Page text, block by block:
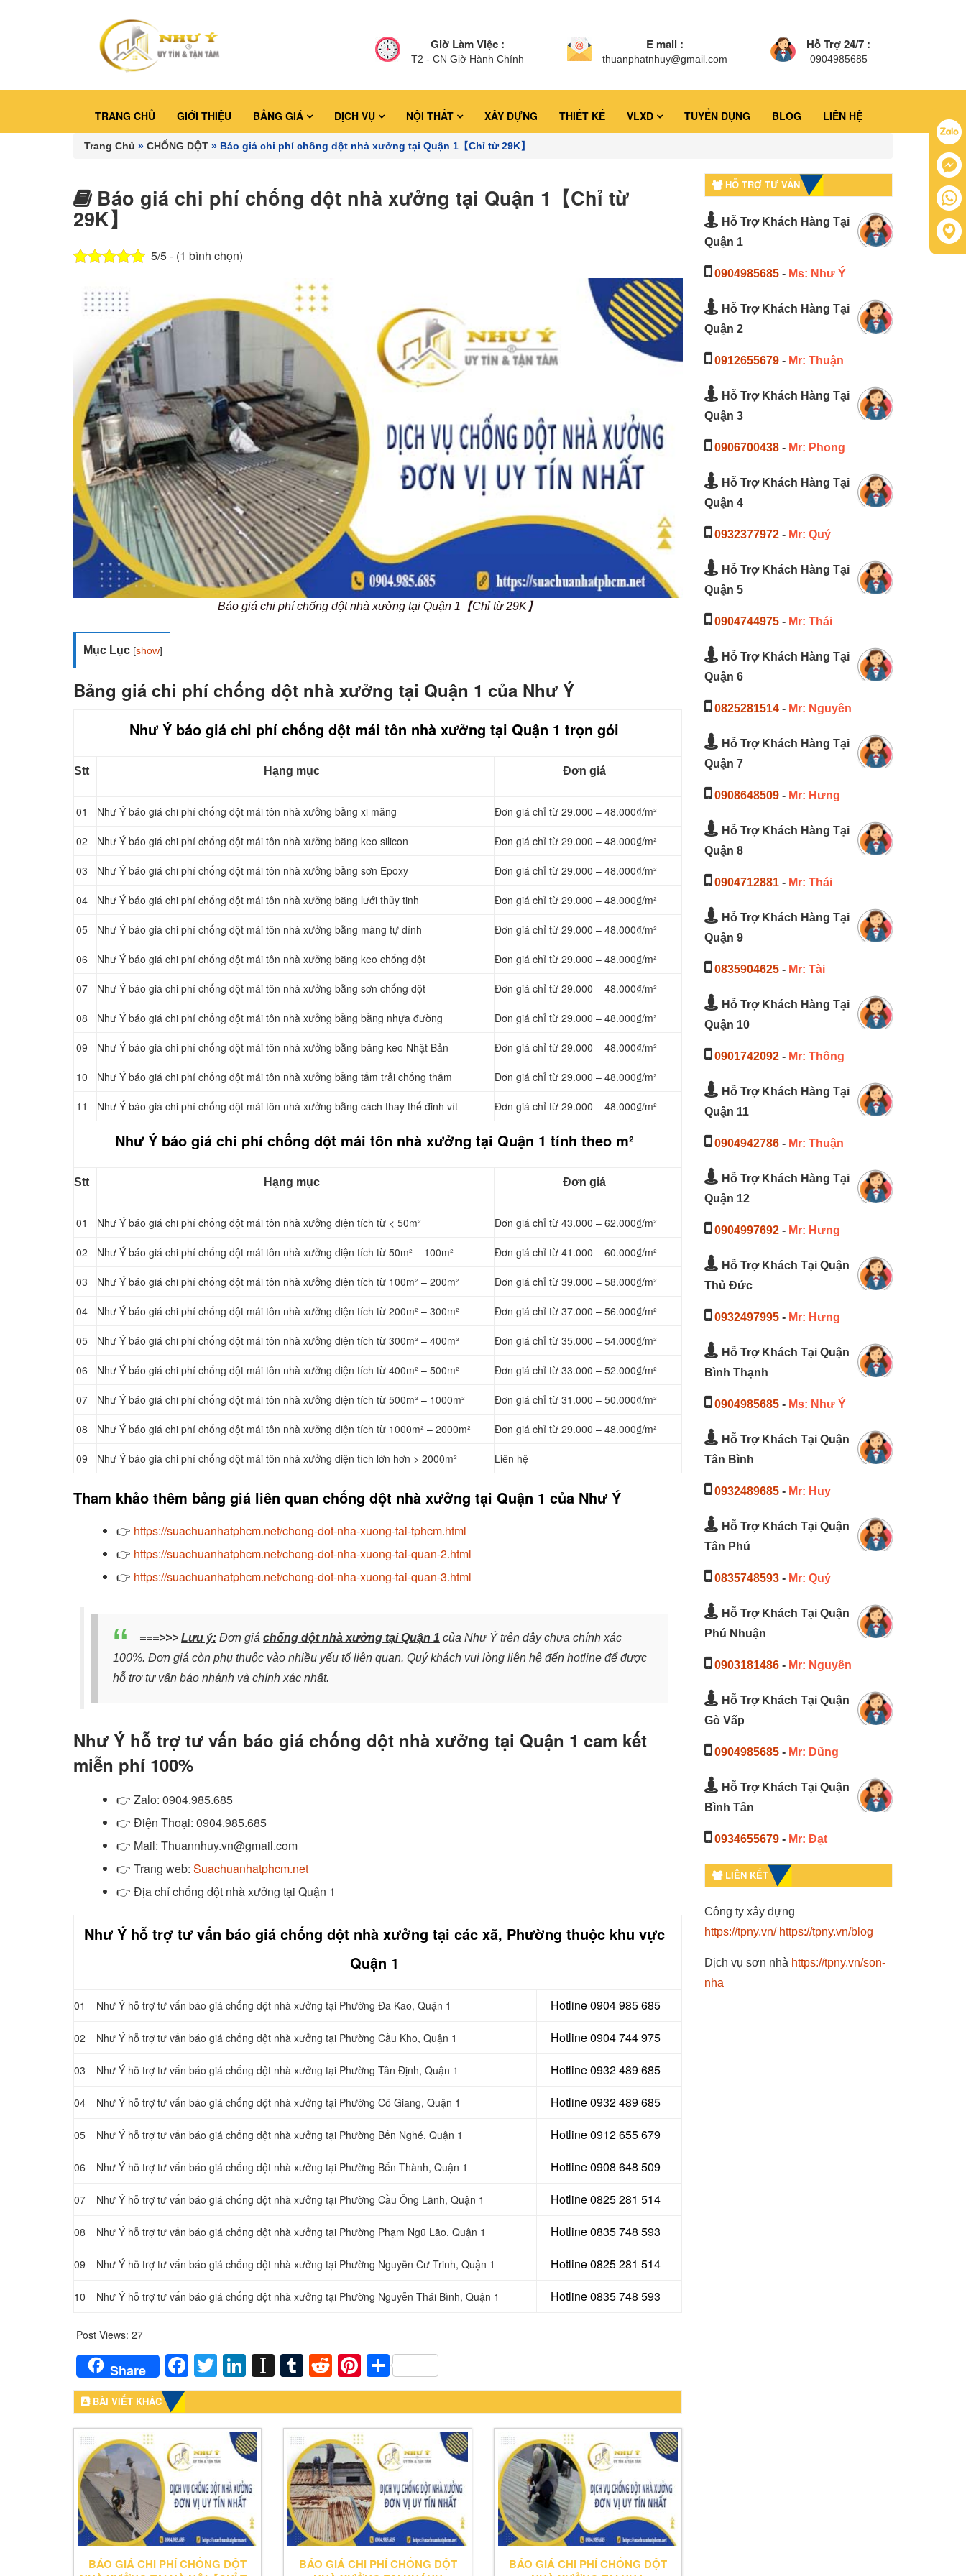
Giờ Làm Việc :
T2 - CN Giờ Hành Chính
E mail :
thuanphatnhuy@gmail.com
Hỗ Trợ 24/7 :
0904985685
TRANG CHỦ GIỚI THIỆU BẢNG GIÁ DỊCH VỤ NỘI THẤT XÂY DỰNG THIẾT KẾ VLXD TUYỂN DỤNG BLOG LIÊN HỆ
Trang Chủ » CHỐNG DỘT » Báo giá chi phí chống dột nhà xưởng tại Quận 1【Chỉ từ 29K】
Báo giá chi phí chống dột nhà xưởng tại Quận 1【Chỉ từ
29K】
5/5 - (1 bình chọn)
Báo giá chi phí chống dột nhà xưởng tại Quận 1【Chỉ từ 29K】
Mục Lục [show]
Bảng giá chi phí chống dột nhà xưởng tại Quận 1 của Như Ý
Như Ý báo giá chi phí chống dột mái tôn nhà xưởng tại Quận 1 trọn gói
Stt Hạng mục Đơn giá
01 Như Ý báo giá chi phí chống dột mái tôn nhà xưởng bằng xi măng Đơn giá chỉ từ 29.000 – 48.000₫/m²
02 Như Ý báo giá chi phí chống dột mái tôn nhà xưởng bằng keo silicon Đơn giá chỉ từ 29.000 – 48.000₫/m²
03 Như Ý báo giá chi phí chống dột mái tôn nhà xưởng bằng sơn Epoxy Đơn giá chỉ từ 29.000 – 48.000₫/m²
04 Như Ý báo giá chi phí chống dột mái tôn nhà xưởng bằng lưới thủy tinh Đơn giá chỉ từ 29.000 – 48.000₫/m²
05 Như Ý báo giá chi phí chống dột mái tôn nhà xưởng bằng màng tự dính Đơn giá chỉ từ 29.000 – 48.000₫/m²
06 Như Ý báo giá chi phí chống dột mái tôn nhà xưởng bằng keo chống dột Đơn giá chỉ từ 29.000 – 48.000₫/m²
07 Như Ý báo giá chi phí chống dột mái tôn nhà xưởng bằng sơn chống dột Đơn giá chỉ từ 29.000 – 48.000₫/m²
08 Như Ý báo giá chi phí chống dột mái tôn nhà xưởng bằng bằng nhựa đường Đơn giá chỉ từ 29.000 – 48.000₫/m²
09 Như Ý báo giá chi phí chống dột mái tôn nhà xưởng bằng băng keo Nhật Bản Đơn giá chỉ từ 29.000 – 48.000₫/m²
10 Như Ý báo giá chi phí chống dột mái tôn nhà xưởng bằng tấm trải chống thấm Đơn giá chỉ từ 29.000 – 48.000₫/m²
11 Như Ý báo giá chi phí chống dột mái tôn nhà xưởng bằng cách thay thế đinh vít Đơn giá chỉ từ 29.000 – 48.000₫/m²
Như Ý báo giá chi phí chống dột mái tôn nhà xưởng tại Quận 1 tính theo m²
Stt Hạng mục Đơn giá
01 Như Ý báo giá chi phí chống dột mái tôn nhà xưởng diện tích từ < 50m² Đơn giá chỉ từ 43.000 – 62.000₫/m²
02 Như Ý báo giá chi phí chống dột mái tôn nhà xưởng diện tích từ 50m² – 100m² Đơn giá chỉ từ 41.000 – 60.000₫/m²
03 Như Ý báo giá chi phí chống dột mái tôn nhà xưởng diện tích từ 100m² – 200m² Đơn giá chỉ từ 39.000 – 58.000₫/m²
04 Như Ý báo giá chi phí chống dột mái tôn nhà xưởng diện tích từ 200m² – 300m² Đơn giá chỉ từ 37.000 – 56.000₫/m²
05 Như Ý báo giá chi phí chống dột mái tôn nhà xưởng diện tích từ 300m² – 400m² Đơn giá chỉ từ 35.000 – 54.000₫/m²
06 Như Ý báo giá chi phí chống dột mái tôn nhà xưởng diện tích từ 400m² – 500m² Đơn giá chỉ từ 33.000 – 52.000₫/m²
07 Như Ý báo giá chi phí chống dột mái tôn nhà xưởng diện tích từ 500m² – 1000m² Đơn giá chỉ từ 31.000 – 50.000₫/m²
08 Như Ý báo giá chi phí chống dột mái tôn nhà xưởng diện tích từ 1000m² – 2000m² Đơn giá chỉ từ 29.000 – 48.000₫/m²
09 Như Ý báo giá chi phí chống dột mái tôn nhà xưởng diện tích lớn hơn > 2000m² Liên hệ
Tham khảo thêm bảng giá liên quan chống dột nhà xưởng tại Quận 1 của Như Ý
👉 https://suachuanhatphcm.net/chong-dot-nha-xuong-tai-tphcm.html
👉 https://suachuanhatphcm.net/chong-dot-nha-xuong-tai-quan-2.html
👉 https://suachuanhatphcm.net/chong-dot-nha-xuong-tai-quan-3.html
===>>> Lưu ý: Đơn giá chống dột nhà xưởng tại Quận 1 của Như Ý trên đây chưa chính xác
100%. Đơn giá còn phụ thuộc vào nhiều yếu tố liên quan. Quý khách vui lòng liên hệ đến hotline để được
hỗ trợ tư vấn báo nhánh và chính xác nhất.
Như Ý hỗ trợ tư vấn báo giá chống dột nhà xưởng tại Quận 1 cam kết
miễn phí 100%
👉 Zalo: 0904.985.685
👉 Điện Thoại: 0904.985.685
👉 Mail: Thuannhuy.vn@gmail.com
👉 Trang web: Suachuanhatphcm.net
👉 Địa chỉ chống dột nhà xưởng tại Quận 1
Như Ý hỗ trợ tư vấn báo giá chống dột nhà xưởng tại các xã, Phường thuộc khu vực
Quận 1
01 Như Ý hỗ trợ tư vấn báo giá chống dột nhà xưởng tại Phường Đa Kao, Quận 1 Hotline 0904 985 685
02 Như Ý hỗ trợ tư vấn báo giá chống dột nhà xưởng tại Phường Cầu Kho, Quận 1 Hotline 0904 744 975
03 Như Ý hỗ trợ tư vấn báo giá chống dột nhà xưởng tại Phường Tân Định, Quận 1 Hotline 0932 489 685
04 Như Ý hỗ trợ tư vấn báo giá chống dột nhà xưởng tại Phường Cô Giang, Quận 1 Hotline 0932 489 685
05 Như Ý hỗ trợ tư vấn báo giá chống dột nhà xưởng tại Phường Bến Nghé, Quận 1 Hotline 0912 655 679
06 Như Ý hỗ trợ tư vấn báo giá chống dột nhà xưởng tại Phường Bến Thành, Quận 1 Hotline 0908 648 509
07 Như Ý hỗ trợ tư vấn báo giá chống dột nhà xưởng tại Phường Cầu Ông Lãnh, Quận 1 Hotline 0825 281 514
08 Như Ý hỗ trợ tư vấn báo giá chống dột nhà xưởng tại Phường Phạm Ngũ Lão, Quận 1 Hotline 0835 748 593
09 Như Ý hỗ trợ tư vấn báo giá chống dột nhà xưởng tại Phường Nguyễn Cư Trinh, Quận 1 Hotline 0825 281 514
10 Như Ý hỗ trợ tư vấn báo giá chống dột nhà xưởng tại Phường Nguyễn Thái Bình, Quận 1 Hotline 0835 748 593
Post Views: 27
Share Facebook
TwitterLinkedIn
Instapaper
Tumblr
Reddit
Pinterest
Share
BÀI VIẾT KHÁC
BÁO GIÁ CHI PHÍ CHỐNG DỘT
BÁO GIÁ CHI PHÍ CHỐNG DỘT
BÁO GIÁ CHI PHÍ CHỐNG DỘT
HỖ TRỢ TƯ VẤN
Hỗ Trợ Khách Hàng Tại
Quận 1
0904985685- Ms: Như Ý
Hỗ Trợ Khách Hàng Tại
Quận 2
0912655679- Mr: Thuận
Hỗ Trợ Khách Hàng Tại
Quận 3
0906700438- Mr: Phong
Hỗ Trợ Khách Hàng Tại
Quận 4
0932377972- Mr: Quý
Hỗ Trợ Khách Hàng Tại
Quận 5
0904744975- Mr: Thái
Hỗ Trợ Khách Hàng Tại
Quận 6
0825281514- Mr: Nguyên
Hỗ Trợ Khách Hàng Tại
Quận 7
0908648509- Mr: Hưng
Hỗ Trợ Khách Hàng Tại
Quận 8
0904712881- Mr: Thái
Hỗ Trợ Khách Hàng Tại
Quận 9
0835904625- Mr: Tài
Hỗ Trợ Khách Hàng Tại
Quận 10
0901742092- Mr: Thông
Hỗ Trợ Khách Hàng Tại
Quận 11
0904942786- Mr: Thuận
Hỗ Trợ Khách Hàng Tại
Quận 12
0904997692- Mr: Hưng
Hỗ Trợ Khách Tại Quận
Thủ Đức
0932497995- Mr: Hưng
Hỗ Trợ Khách Tại Quận
Bình Thạnh
0904985685- Ms: Như Ý
Hỗ Trợ Khách Tại Quận
Tân Bình
0932489685- Mr: Huy
Hỗ Trợ Khách Tại Quận
Tân Phú
0835748593- Mr: Quý
Hỗ Trợ Khách Tại Quận
Phú Nhuận
0903181486- Mr: Nguyên
Hỗ Trợ Khách Tại Quận
Gò Vấp
0904985685- Mr: Dũng
Hỗ Trợ Khách Tại Quận
Bình Tân
0934655679- Mr: Đạt
LIÊN KẾT
Công ty xây dựng
https://tpny.vn/ https://tpny.vn/blog
Dịch vụ sơn nhà https://tpny.vn/son-
nha